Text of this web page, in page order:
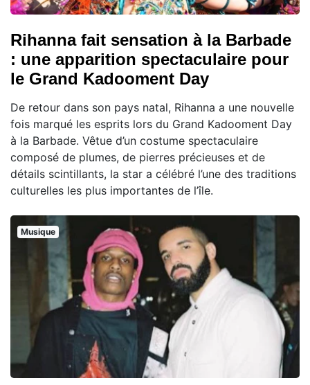
Rihanna fait sensation à la Barbade
: une apparition spectaculaire pour
le Grand Kadooment Day
De retour dans son pays natal, Rihanna a une nouvelle
fois marqué les esprits lors du Grand Kadooment Day
à la Barbade. Vêtue d’un costume spectaculaire
composé de plumes, de pierres précieuses et de
détails scintillants, la star a célébré l’une des traditions
culturelles les plus importantes de l’île.
Musique